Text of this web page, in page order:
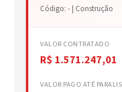
Código: - | Construção
VALOR CONTRATADO
R$ 1.571.247,01
VALOR PAGO ATÉ